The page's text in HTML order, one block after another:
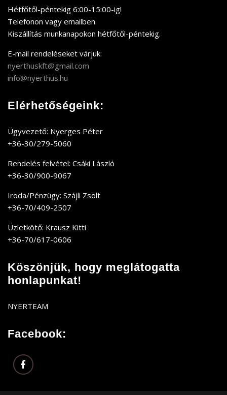
Hétfőtől-péntekig 6:00-15:00-ig!
Telefonon vagy emailben.
Kiszállítás munkanapokon hétfőtől-péntekig.
E-mail rendeléseket várjuk:
nyerthuskft@gmail.com
info@nyerthus.hu
Elérhetőségeink:
Ügyvezető: Nyerges Péter
+36-30/279-5060
Rendelés felvétel: Csáki László
+36-30/900-9067
Iroda/Pénzügy: Szájli Zsolt
+36-70/409-2507
Üzletkötő: Krausz Kitti
+36-70/617-0606
Köszönjük, hogy meglátogatta
honlapunkat!
NYERTEAM
Facebook: